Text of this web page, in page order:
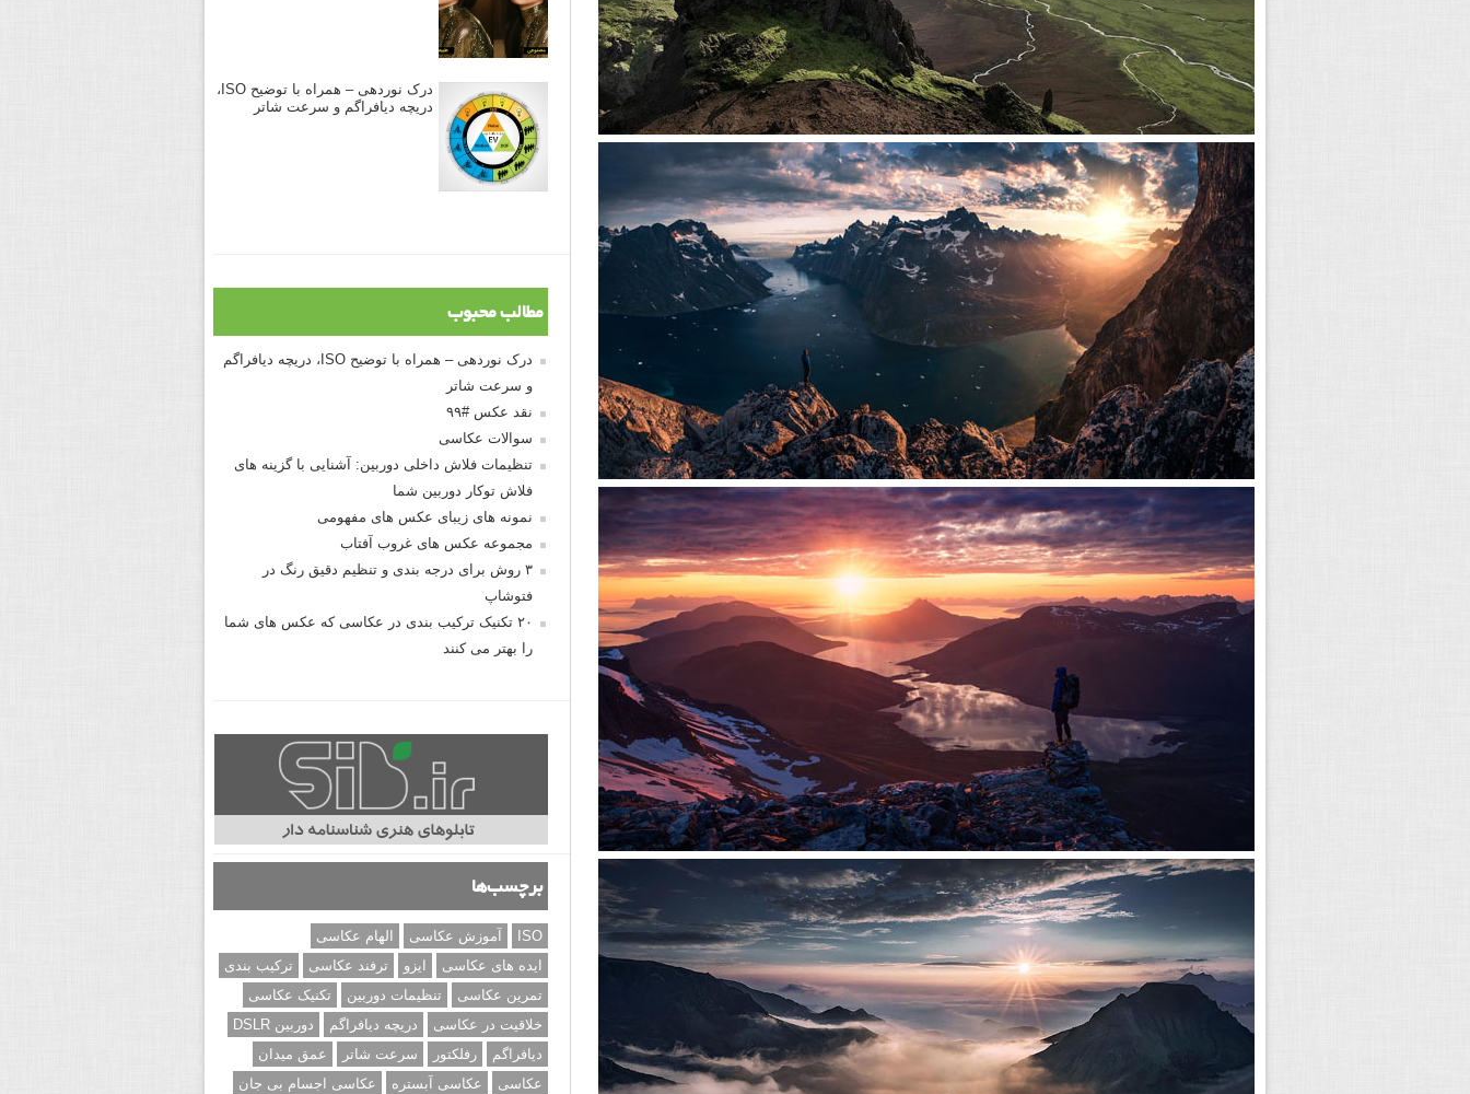
درک نوردهی – همراه با توضیح ISO،
دریچه دیافراگم و سرعت شاتر
مطالب محبوب
درک نوردهی – همراه با توضیح ISO، دریچه دیافراگم
و سرعت شاتر
نقد عکس #۹۹
سوالات عکاسی
تنظیمات فلاش داخلی دوربین: آشنایی با گزینه های
فلاش توکار دوربین شما
نمونه های زیبای عکس های مفهومی
مجموعه عکس های غروب آفتاب
۳ روش برای درجه بندی و تنظیم دقیق رنگ در
فتوشاپ
۲۰ تکنیک ترکیب بندی در عکاسی که عکس های شما
را بهتر می کنند
برچسب‌ها
ISO آموزش عکاسی
الهام عکاسی
ایده های عکاسی
ایزو ترفند عکاسی
ترکیب بندی
تمرین عکاسی
تنظیمات دوربین
تکنیک عکاسی
خلاقیت در عکاسی
دریچه دیافراگم
دوربین DSLR
دیافراگم
رفلکتور سرعت شاتر
عمق میدان
عکاسی
عکاسی آبستره
عکاسی اجسام بی جان